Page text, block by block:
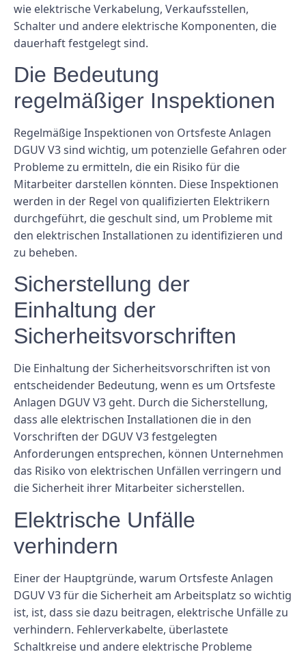
wie elektrische Verkabelung, Verkaufsstellen,
Schalter und andere elektrische Komponenten, die
dauerhaft festgelegt sind.
Die Bedeutung
regelmäßiger Inspektionen
Regelmäßige Inspektionen von Ortsfeste Anlagen
DGUV V3 sind wichtig, um potenzielle Gefahren oder
Probleme zu ermitteln, die ein Risiko für die
Mitarbeiter darstellen könnten. Diese Inspektionen
werden in der Regel von qualifizierten Elektrikern
durchgeführt, die geschult sind, um Probleme mit
den elektrischen Installationen zu identifizieren und
zu beheben.
Sicherstellung der
Einhaltung der
Sicherheitsvorschriften
Die Einhaltung der Sicherheitsvorschriften ist von
entscheidender Bedeutung, wenn es um Ortsfeste
Anlagen DGUV V3 geht. Durch die Sicherstellung,
dass alle elektrischen Installationen die in den
Vorschriften der DGUV V3 festgelegten
Anforderungen entsprechen, können Unternehmen
das Risiko von elektrischen Unfällen verringern und
die Sicherheit ihrer Mitarbeiter sicherstellen.
Elektrische Unfälle
verhindern
Einer der Hauptgründe, warum Ortsfeste Anlagen
DGUV V3 für die Sicherheit am Arbeitsplatz so wichtig
ist, ist, dass sie dazu beitragen, elektrische Unfälle zu
verhindern. Fehlerverkabelte, überlastete
Schaltkreise und andere elektrische Probleme